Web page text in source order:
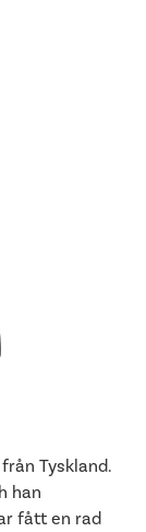
Tyskland.
han
fått en rad